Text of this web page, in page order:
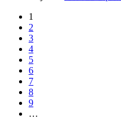
1
2
3
4
5
6
7
8
9
…